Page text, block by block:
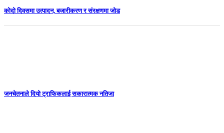
कोदो दिवसमा उत्पादन, बजारीकरण र संरक्षणमा जोड
जनचेतनाले दियो ट्राफिकलाई सकारात्मक नतिजा